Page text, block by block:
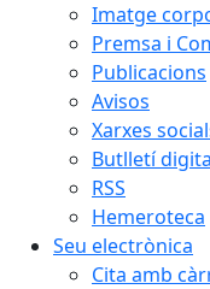
Imatge
Premsa i
Publicacions
Avisos
Xarxes
Butlletí
RSS
Hemeroteca
Seu electrònica
Cita amb